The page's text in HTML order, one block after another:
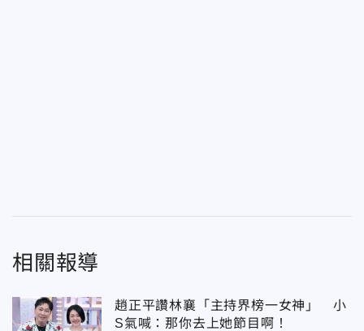
相關報導
趙正平讚林襄「主持界榜一女神」 小
S氣喊：那你去上她節目啊！